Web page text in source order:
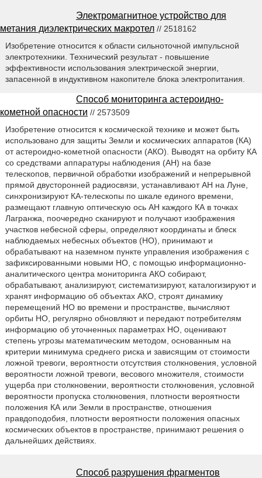
Электромагнитное устройство для
метания диэлектрических макротел // 2518162
Изобретение относится к области сильноточной импульсной
электротехники. Технический результат - повышение
эффективности использования электрической энергии,
запасенной в индуктивном накопителе блока электропитания.
Способ мониторинга астероидно-
кометной опасности // 2573509
Изобретение относится к космической технике и может быть
использовано для защиты Земли и космических аппаратов (КА)
от астероидно-кометной опасности (АКО). Выводят на орбиту КА
со средствами аппаратуры наблюдения (АН) на базе
телескопов, первичной обработки изображений и непрерывной
прямой двусторонней радиосвязи, устанавливают АН на Луне,
синхронизируют КА-телескопы по шкале единого времени,
размещают главную оптическую ось АН каждого КА в точках
Лагранжа, поочередно сканируют и получают изображения
участков небесной сферы, определяют координаты и блеск
наблюдаемых небесных объектов (НО), принимают и
обрабатывают на наземном пункте управления изображения с
зафиксированными новыми НО, с помощью информационно-
аналитического центра мониторинга АКО собирают,
обрабатывают, анализируют, систематизируют, каталогизируют и
хранят информацию об объектах АКО, строят динамику
перемещений НО во времени и пространстве, вычисляют
орбиты НО, регулярно обновляют и передают потребителям
информацию об уточненных параметрах НО, оценивают
степень угрозы математическим методом, основанным на
критерии минимума среднего риска и зависящим от стоимости
ложной тревоги, вероятности отсутствия столкновения, условной
вероятности ложной тревоги, весового множителя, стоимости
ущерба при столкновении, вероятности столкновения, условной
вероятности пропуска столкновения, плотности вероятности
положения КА или Земли в пространстве, отношения
правдоподобия, плотности вероятности положения опасных
космических объектов в пространстве, принимают решения о
дальнейших действиях.
Способ разрушения фрагментов